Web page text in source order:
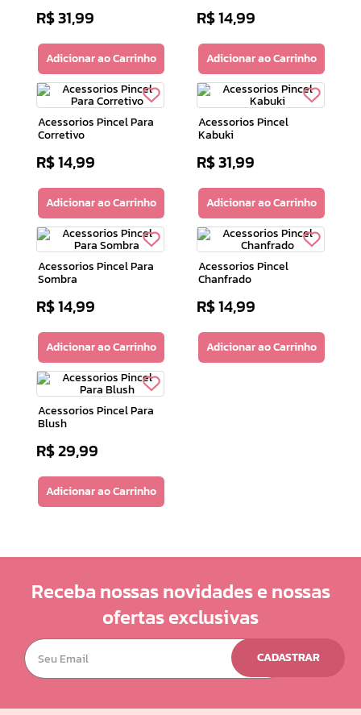
R$31,99
Adicionar ao Carrinho
R$14,99
Adicionar ao Carrinho
Acessorios Pincel Para
Corretivo
R$14,99
Adicionar ao Carrinho
Acessorios Pincel
Kabuki
R$31,99
Adicionar ao Carrinho
Acessorios Pincel Para
Sombra
R$14,99
Adicionar ao Carrinho
Acessorios Pincel
Chanfrado
R$14,99
Adicionar ao Carrinho
Acessorios Pincel Para
Blush
R$29,99
Adicionar ao Carrinho
Receba nossas novidades e nossas
ofertas exclusivas
CADASTRAR
10º camiseta